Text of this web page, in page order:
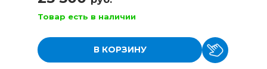
Товар есть в наличии
В КОРЗИНУ